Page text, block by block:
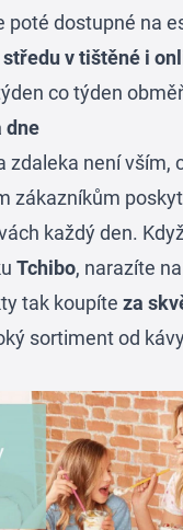
poté dostupné na
v tištěné i
co týden
dne
zdaleka není vším,
zákazníkům
každý den.
Tchibo, narazíte na
tak koupíte za
sortiment od